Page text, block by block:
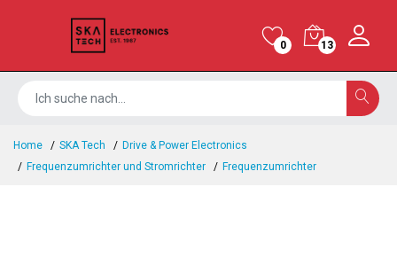
0 13
Home SKA Tech
Drive & Power Electronics
Frequenzumrichter und Stromrichter
Frequenzumrichter